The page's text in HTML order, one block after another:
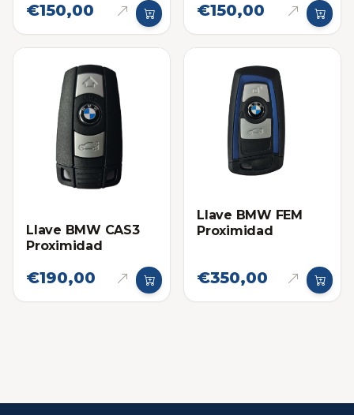
€150,00 €150,00
Llave BMW CAS3
Proximidad
€190,00
Llave BMW FEM
Proximidad
€350,00